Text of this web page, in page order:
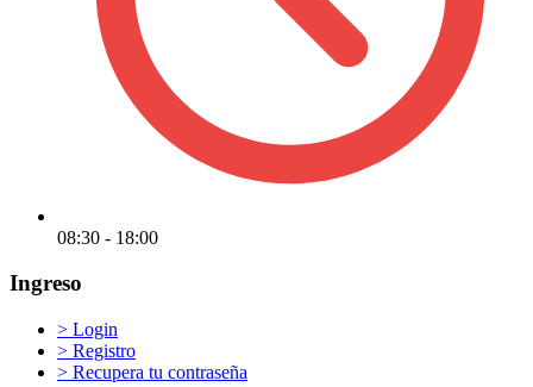
08:30 - 18:00
Ingreso
> Login
> Registro
> Recupera tu contraseña